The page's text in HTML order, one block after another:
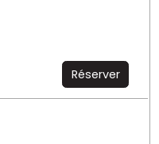
Réserver